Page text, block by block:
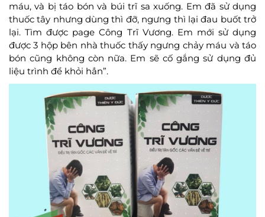
máu, và bị táo bón và búi trĩ sa xuống. Em đã sử dụng
thuốc tây nhưng dùng thì đỡ, ngưng thì lại đau buốt trở
lại. Tìm được page Công Trĩ Vương. Em mới sử dụng
được 3 hộp bên nhà thuốc thấy ngưng chảy máu và táo
bón cũng không còn nữa. Em sẽ cố gắng sử dụng đủ
liệu trình để khỏi hẳn”.